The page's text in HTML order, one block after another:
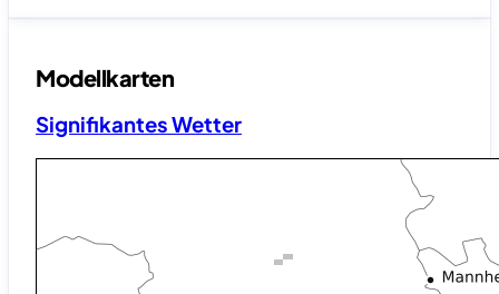
Modellkarten
Signifikantes Wetter